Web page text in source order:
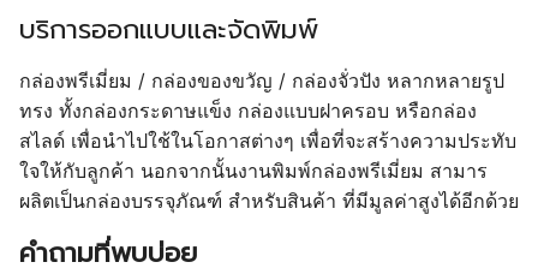
บริการออกแบบและจัดพิมพ์
กล่องพรีเมี่ยม / กล่องของขวัญ / กล่องจั่วปัง หลากหลายรูป
ทรง ทั้งกล่องกระดาษแข็ง กล่องแบบฝาครอบ หรือกล่อง
สไลด์ เพื่อนำไปใช้ในโอกาสต่างๆ เพื่อที่จะสร้างความประทับ
ใจให้กับลูกค้า นอกจากนั้นงานพิมพ์กล่องพรีเมี่ยม สามาร
ผลิตเป็นกล่องบรรจุภัณฑ์ สำหรับสินค้า ที่มีมูลค่าสูงได้อีกด้วย
คำถามที่พบบ่อย